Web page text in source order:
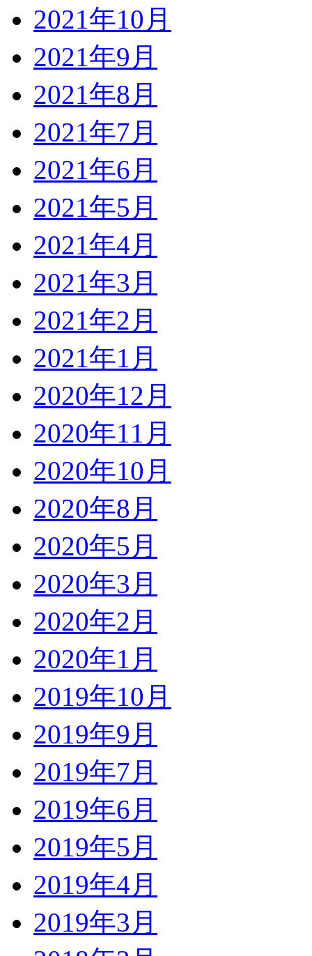
2021年10月
2021年9月
2021年8月
2021年7月
2021年6月
2021年5月
2021年4月
2021年3月
2021年2月
2021年1月
2020年12月
2020年11月
2020年10月
2020年8月
2020年5月
2020年3月
2020年2月
2020年1月
2019年10月
2019年9月
2019年7月
2019年6月
2019年5月
2019年4月
2019年3月